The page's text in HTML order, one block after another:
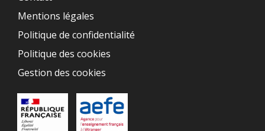
page
Mentions légales
Politique de confidentialité
Politique des cookies
Gestion des cookies